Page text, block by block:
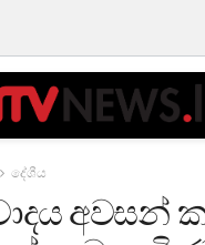
දේශීය
අවසන්